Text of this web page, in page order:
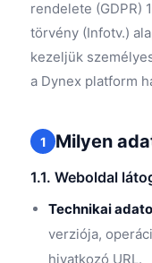
rendelete (GDPR)
törvény (Infotv.)
kezeljük
a Dynex platform
1 Milyen
1.1. Weboldal
Technikai
verziója,
hivatkozó URL.